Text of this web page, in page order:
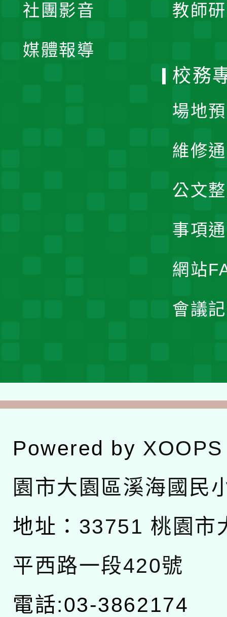
教師
社團影音
媒體報導
校務
場地
維修
公文
事項
網站
會議
Powered by XOOPS
園市大園區溪海國民
地址： 33751 桃園市
平西路一段420號
電話:03-3862174